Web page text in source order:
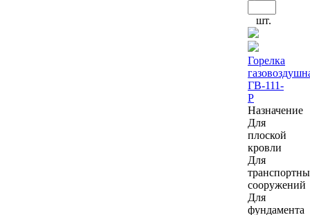
шт.
Горелка
ГВ-111-
Р
Назначение
Для
плоской
кровли
Для
сооружений
Для
фундамента